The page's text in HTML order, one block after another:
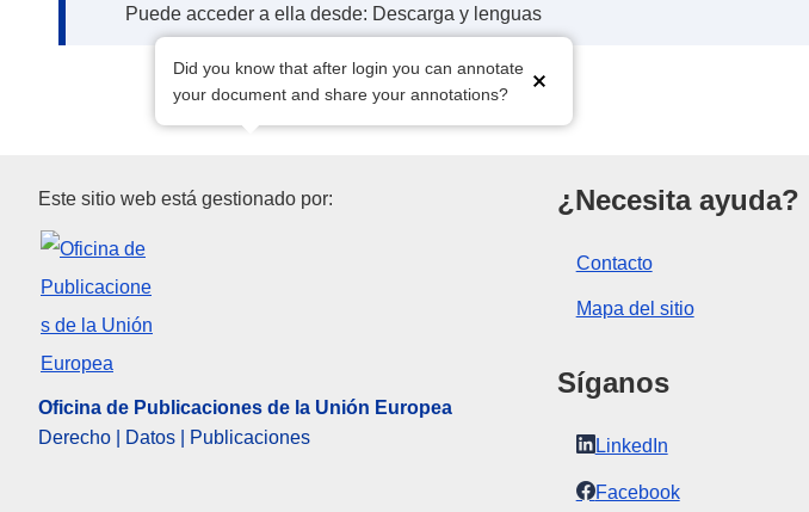
Puede acceder a ella desde: Descarga y lenguas
Did you know that after login you can annotate
your document and share your annotations?
Oficina de Publicaciones de la Unión Europea
Este sitio web está gestionado por:
Oficina de Publicaciones de la Unión Europea
Derecho | Datos | Publicaciones
¿Necesita ayuda?
Contacto
Mapa del sitio
Síganos
LinkedIn
Facebook